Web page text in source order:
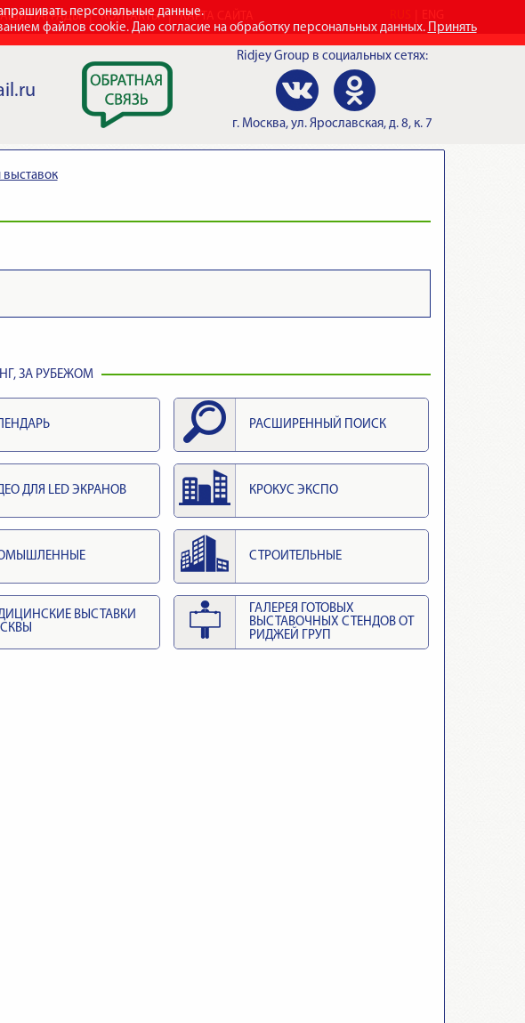
персональные данные.
файлов cookie. Даю согласие на обработку персональных данных. Принять
НАГРАДЫ КОНТАКТЫ КАРТА САЙТА
Ridjey Group в социальных сетях:
г. Москва, ул. Ярославская, д. 8, к. 7
выставок
ЗА РУБЕЖОМ
РАСШИРЕННЫЙ ПОИСК
ДЛЯ LED ЭКРАНОВ КРОКУС ЭКСПО
СТРОИТЕЛЬНЫЕ
ВЫСТАВКИ
ГАЛЕРЕЯ ГОТОВЫХ
ВЫСТАВОЧНЫХ СТЕНДОВ ОТ
РИДЖЕЙ ГРУП